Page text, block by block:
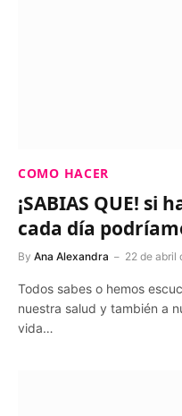
COMO HACER
¡SABIAS QUE! si
cada día
By Ana Alexandra 22 de abril
Todos sabes o hemos
nuestra salud y también a
vida…